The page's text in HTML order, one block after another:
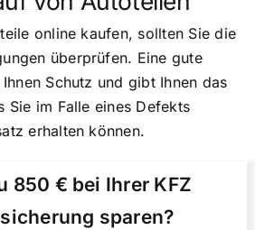
online kaufen, sollten Sie die
überprüfen. Eine gute
Schutz und gibt Ihnen das
Sie im Falle eines Defekts
erhalten können.
850 € bei Ihrer KFZ
sparen?